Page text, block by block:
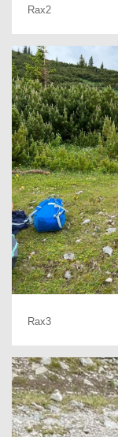
Rax2
Rax3